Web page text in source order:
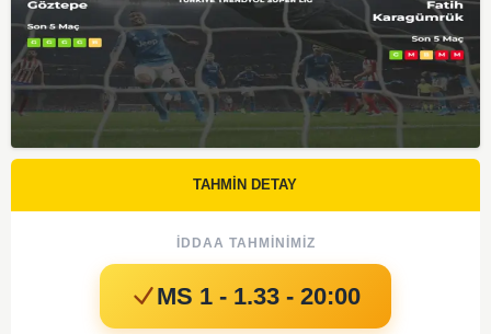
TAHMİN DETAY
İDDAA TAHMINIMIZ
MS 1 - 1.33 - 20:00